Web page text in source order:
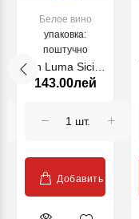
Белое вино
упаковка:
поштучно
Vin Luma Sicilia
Grillo, alb, 750
143.00лей
Добавить